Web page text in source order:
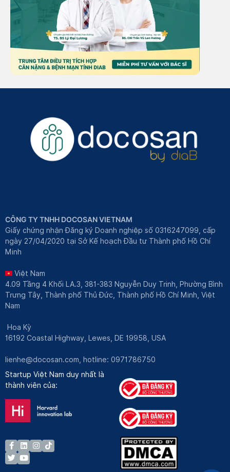
CÔNG TY TNHH DOCOSAN VIETNAM
Giấy chứng nhận Đăng ký Doanh nghiệp số 0316247099, cấp
ngày 27/04/2020 tại Sở Kế hoạch Đầu tư Thành phố Hồ Chí
Minh
Việt Nam
4.09 Tầng 4 Khối LA.3, 381-383 Nguyễn Duy Trinh, Phường Bình
Trưng Tây, Thành phố Thủ Đức, Thành phố Hồ Chí Minh, Việt
Nam
Hoa Kỳ
16192 Coastal Highway, Lewes, DE 19958, USA
lienhe@docosan.com , hotline: 0971786750
Startup Việt Nam duy nhất là
thành viên của: